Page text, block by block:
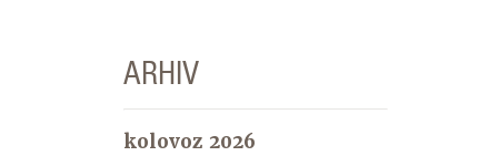
ARHIV
kolovoz 2026